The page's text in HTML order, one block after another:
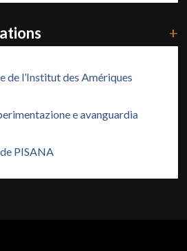
+
de l’Institut des Amériques
e avanguardia
PISANA